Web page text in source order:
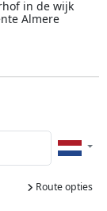
in de wijk
Almere
Route opties